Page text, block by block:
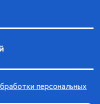
персональных